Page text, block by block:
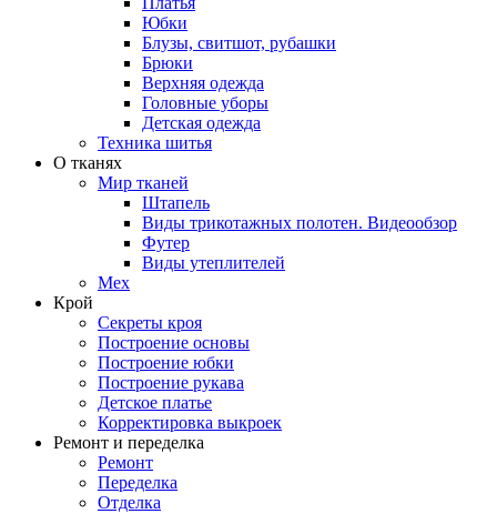
Юбки
Блузы, свитшот, рубашки
Брюки
Верхняя одежда
Головные уборы
Детская одежда
Техника шитья
О тканях
Мир тканей
Штапель
Виды трикотажных полотен. Видеообзор
Футер
Виды утеплителей
Мех
Крой
Секреты кроя
Построение основы
Построение юбки
Построение рукава
Детское платье
Корректировка выкроек
Ремонт и переделка
Ремонт
Переделка
Отделка